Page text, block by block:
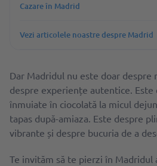
Cazare în Madrid
Vezi articolele noastre despre Madrid
Dar Madridul nu este doar despre
despre experiențe autentice. Este
înmuiate în ciocolată la micul
tapas după-amiaza. Este despre
vibrante și despre bucuria de a
Te invităm să te pierzi în Madridul